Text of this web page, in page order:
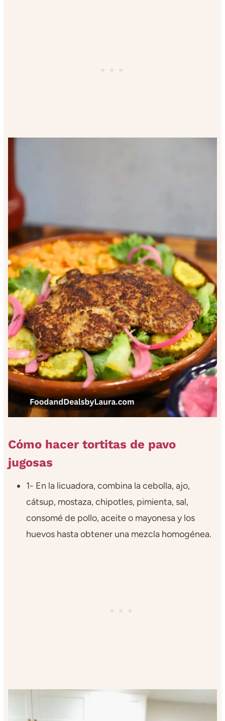
Cómo hacer tortitas de pavo
jugosas
1- En la licuadora, combina la cebolla, ajo,
cátsup, mostaza, chipotles, pimienta, sal,
consomé de pollo, aceite o mayonesa y los
huevos hasta obtener una mezcla homogénea.